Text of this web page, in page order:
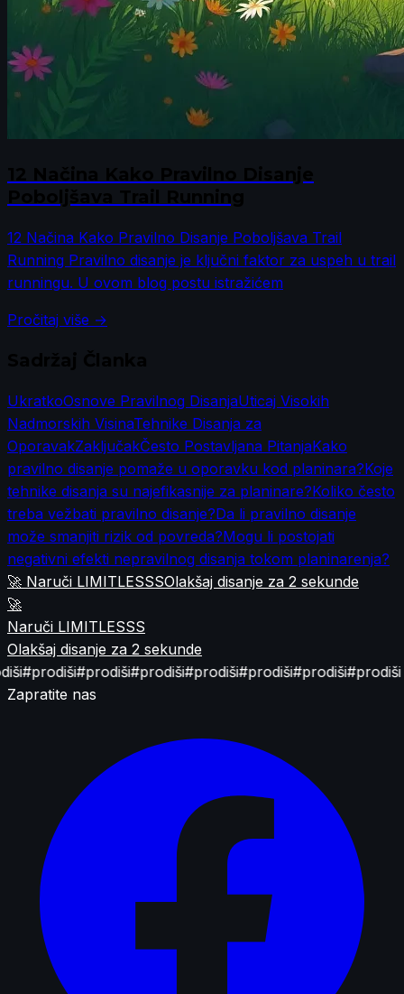
12 Načina Kako Pravilno Disanje Poboljšava Trail
Running Pravilno disanje je ključni faktor za uspeh u trail
runningu. U ovom blog postu istražićem
Pročitaj više →
UkratkoOsnove Pravilnog DisanjaUticaj Visokih
Nadmorskih VisinaTehnike Disanja za
OporavakZaključakČesto Postavljana PitanjaKako
pravilno disanje pomaže u oporavku kod planinara?Koje
tehnike disanja su najefikasnije za planinare?Koliko često
treba vežbati pravilno disanje?Da li pravilno disanje
može smanjiti rizik od povreda?Mogu li postojati
negativni efekti nepravilnog disanja tokom planinarenja?
🚀 Naruči LIMITLESSSOlakšaj disanje za 2 sekunde
🚀
Naruči LIMITLESSS
Olakšaj disanje za 2 sekunde
#prodiši#prodiši#prodiši#prodiši#prodiši#prodiši#prodiši
Zapratite nas